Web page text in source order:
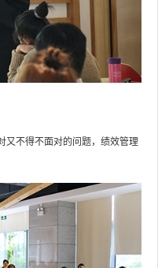
又不得不面对的问题，绩效管理